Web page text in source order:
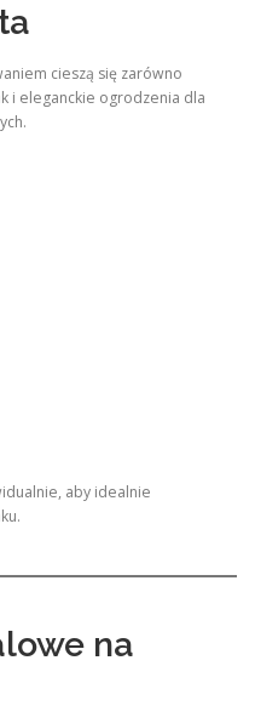
cieszą się zarówno
i eleganckie ogrodzenia dla
aby idealnie
na